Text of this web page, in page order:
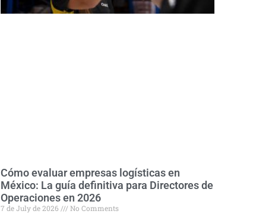
Cómo evaluar empresas logísticas en
México: La guía definitiva para Directores de
Operaciones en 2026
7 de July de 2026
No Comments